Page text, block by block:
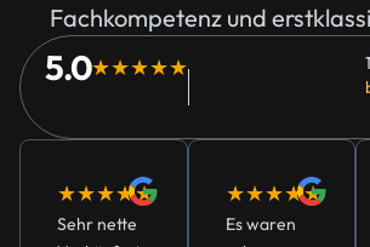
Fachkompetenz und
5.0★★★★★
★★★★★
Sehr nette
★★★★★
Es waren